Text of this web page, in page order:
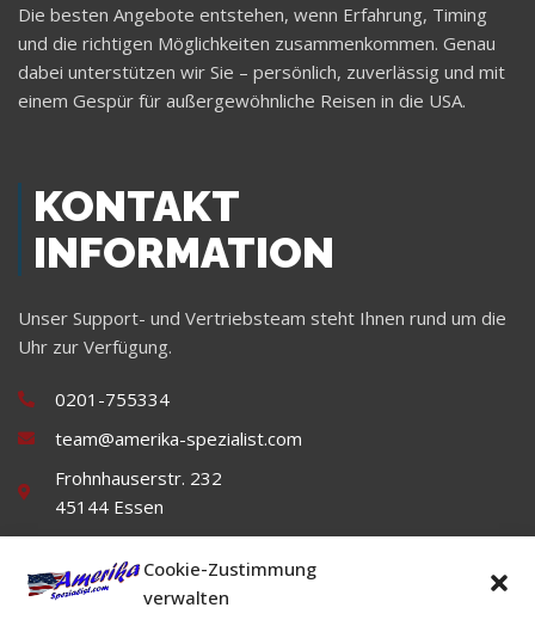
Cookie-Zustimmung
verwalten
Die besten Angebote entstehen, wenn Erfahrung, Timing
und die richtigen Möglichkeiten zusammenkommen. Genau
dabei unterstützen wir Sie – persönlich, zuverlässig und mit
einem Gespür für außergewöhnliche Reisen in die USA.
KONTAKT
INFORMATION
Unser Support- und Vertriebsteam steht Ihnen rund um die
Uhr zur Verfügung.
0201-755334
team@amerika-spezialist.com
Frohnhauserstr. 232
45144 Essen